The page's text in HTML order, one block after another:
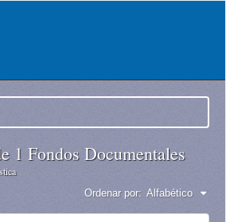
1 Fondos Documentales
Ordenar por: Alfabético